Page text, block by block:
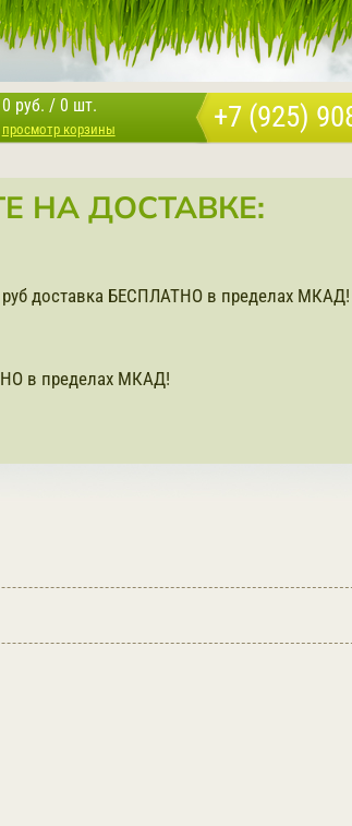
0 руб. / 0 шт.
просмотр корзины +7 (925)
НА ДОСТАВКЕ:
руб доставка БЕСПЛАТНО в пределах МКАД!
в пределах МКАД!